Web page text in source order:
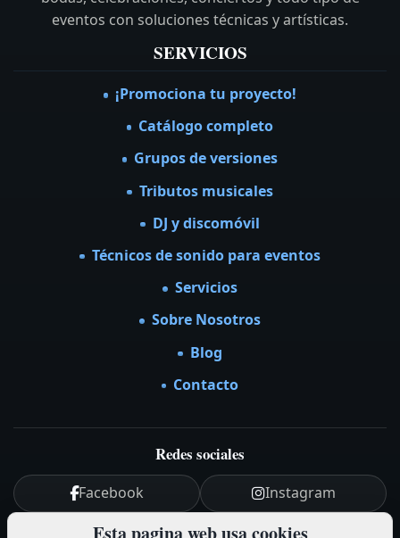
eventos con soluciones técnicas y artísticas.
SERVICIOS
¡Promociona tu proyecto!
Catálogo completo
Grupos de versiones
Tributos musicales
DJ y discomóvil
Técnicos de sonido para eventos
Servicios
Sobre Nosotros
Blog
Contacto
Redes sociales
Facebook
Instagram
YouTube
LinkedIn